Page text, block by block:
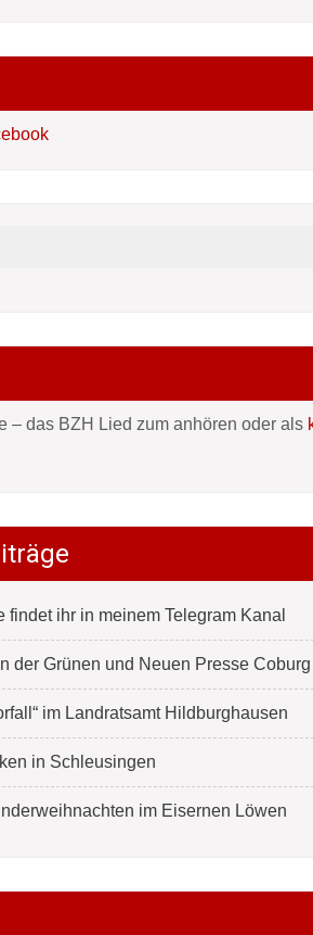
– das BZH Lied zum anhören oder als
findet ihr in meinem Telegram Kanal
der Grünen und Neuen Presse
im Landratsamt Hildburghausen
in Schleusingen
im Eisernen Löwen